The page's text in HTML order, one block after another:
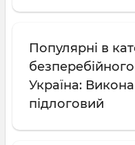
Популярні в
Україна:
підлоговий